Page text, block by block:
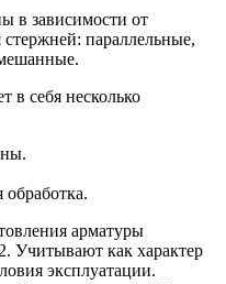
в зависимости от
параллельные,
в себя несколько
обработка.
арматуры
Учитывают как характер
эксплуатации.